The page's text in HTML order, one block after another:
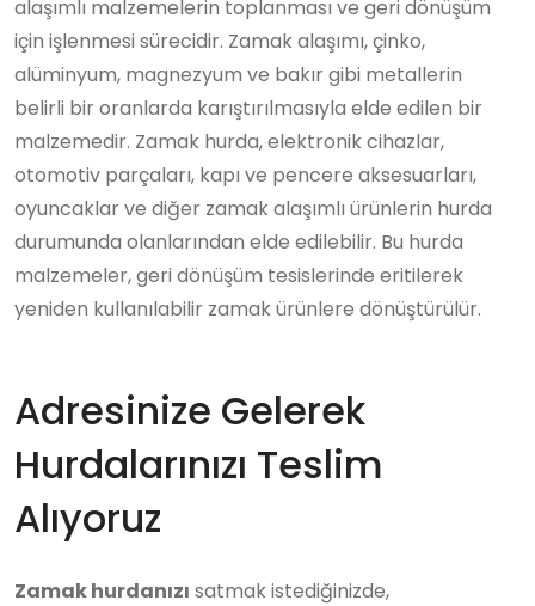
alaşımlı malzemelerin toplanması ve geri dönüşüm
için işlenmesi sürecidir. Zamak alaşımı, çinko,
alüminyum, magnezyum ve bakır gibi metallerin
belirli bir oranlarda karıştırılmasıyla elde edilen bir
malzemedir. Zamak hurda, elektronik cihazlar,
otomotiv parçaları, kapı ve pencere aksesuarları,
oyuncaklar ve diğer zamak alaşımlı ürünlerin hurda
durumunda olanlarından elde edilebilir. Bu hurda
malzemeler, geri dönüşüm tesislerinde eritilerek
yeniden kullanılabilir zamak ürünlere dönüştürülür.
Adresinize Gelerek
Hurdalarınızı Teslim
Alıyoruz
Zamak hurdanızı satmak istediğinizde,